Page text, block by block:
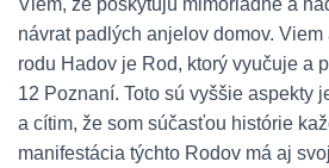
Viem, že poskytujú mimoriadne a
návrat padlých anjelov domov. Viem
rodu Hadov je Rod, ktorý vyučuje a
12 Poznaní. Toto sú vyššie aspekty
a cítim, že som súčasťou histórie
manifestácia týchto Rodov má aj